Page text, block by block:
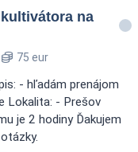
na
75 eur
- hľadám prenájom
Lokalita: - Prešov
je 2 hodiny Ďakujem